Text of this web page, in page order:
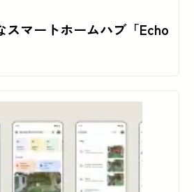
スマートホームハブ「Echo